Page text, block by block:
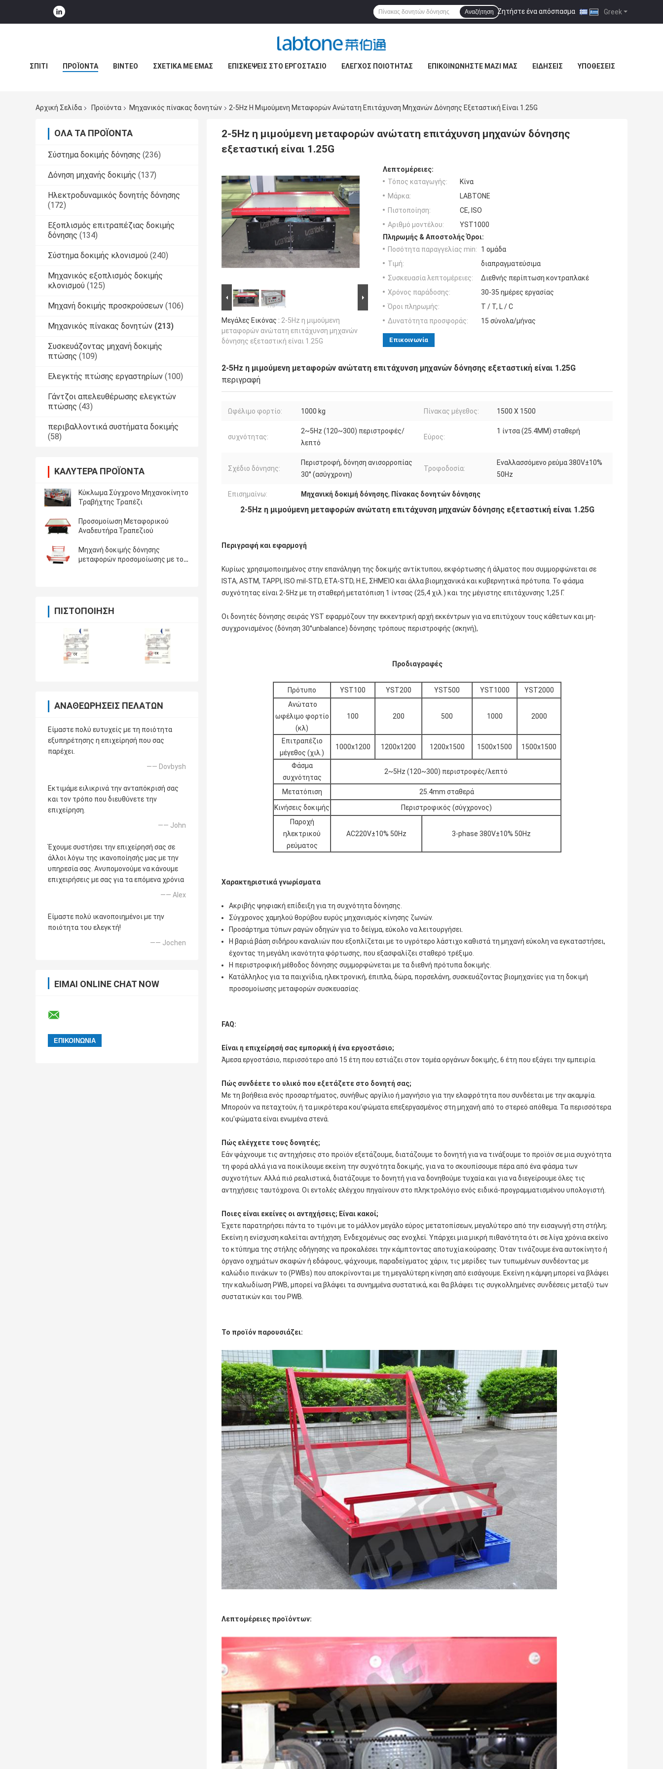
Greek
Ζητήστε ένα απόσπασμα |
Αναζήτηση
ΣΠΊΤΙ ΠΡΟΪΌΝΤΑ ΒΊΝΤΕΟ ΣΧΕΤΙΚΆ ΜΕ ΕΜΆΣ ΕΠΙΣΚΈΨΕΙΣ ΣΤΟ ΕΡΓΟΣΤΆΣΙΟ ΈΛΕΓΧΟΣ ΠΟΙΌΤΗΤΑΣ ΕΠΙΚΟΙΝΩΝΉΣΤΕ ΜΑΖΊ ΜΑΣ ΕΙΔΉΣΕΙΣ ΥΠΟΘΈΣΕΙΣ
Αρχική Σελίδα Προϊόντα Μηχανικός πίνακας δονητών 2-5Hz Η Μιμούμενη Μεταφορών Ανώτατη Επιτάχυνση Μηχανών Δόνησης Εξεταστική Είναι 1.25G
ΌΛΑ ΤΑ ΠΡΟΪΌΝΤΑ
Σύστημα δοκιμής δόνησης (236)
Δόνηση μηχανής δοκιμής (137)
Ηλεκτροδυναμικός δονητής δόνησης
(172)
Εξοπλισμός επιτραπέζιας δοκιμής
δόνησης (134)
Σύστημα δοκιμής κλονισμού (240)
Μηχανικός εξοπλισμός δοκιμής
κλονισμού (125)
Μηχανή δοκιμής προσκρούσεων (106)
Μηχανικός πίνακας δονητών (213)
Συσκευάζοντας μηχανή δοκιμής
πτώσης (109)
Ελεγκτής πτώσης εργαστηρίων (100)
Γάντζοι απελευθέρωσης ελεγκτών
πτώσης (43)
περιβαλλοντικά συστήματα δοκιμής
(58)
ΚΑΛΎΤΕΡΑ ΠΡΟΪΌΝΤΑ
Κύκλωμα Σύγχρονο Μηχανοκίνητο
Τραβήχτης Τραπέζι
Προσομοίωση Μεταφορικού
Αναδευτήρα Τραπεζιού
Μηχανή δοκιμής δόνησης
μεταφορών προσομοίωσης με το
ΠΙΣΤΟΠΟΊΗΣΗ
ΑΝΑΘΕΩΡΉΣΕΙΣ ΠΕΛΑΤΏΝ
Είμαστε πολύ ευτυχείς με τη ποιότητα
εξυπηρέτησης η επιχείρησή που σας
παρέχει.
—— Dovbysh
Εκτιμάμε ειλικρινά την ανταπόκρισή σας
και τον τρόπο που διευθύνετε την
επιχείρηση.
—— John
Έχουμε συστήσει την επιχείρησή σας σε
άλλοι λόγω της ικανοποίησής μας με την
υπηρεσία σας. Ανυπομονούμε να κάνουμε
επιχειρήσεις με σας για τα επόμενα χρόνια
—— Alex
Είμαστε πολύ ικανοποιημένοι με την
ποιότητα του ελεγκτή!
—— Jochen
ΕΊΜΑΙ ONLINE CHAT NOW
2-5Hz η μιμούμενη μεταφορών ανώτατη επιτάχυνση μηχανών δόνησης
εξεταστική είναι 1.25G
Μεγάλες Εικόνας : 2-5Hz η μιμούμενη
μεταφορών ανώτατη επιτάχυνση μηχανών
δόνησης εξεταστική είναι 1.25G
Λεπτομέρειες:
Τόπος καταγωγής:
Κίνα
Μάρκα:
LABTONE
Πιστοποίηση:
CE, ISO
Αριθμό μοντέλου:
YST1000
Πληρωμής & Αποστολής Όροι:
Ποσότητα παραγγελίας min:
1 ομάδα
Τιμή:
διαπραγματεύσιμα
Συσκευασία λεπτομέρειες:
Διεθνής περίπτωση κοντραπλακέ
Χρόνος παράδοσης:
30-35 ημέρες εργασίας
Όροι πληρωμής:
T / T, L / C
Δυνατότητα προσφοράς:
15 σύνολα/μήνας
Επικοινωνία
2-5Hz η μιμούμενη μεταφορών ανώτατη επιτάχυνση μηχανών δόνησης εξεταστική είναι 1.25G
περιγραφή
Ωφέλιμο φορτίο: 1000 kg Πίνακας μέγεθος: 1500 X 1500
συχνότητας:
2~5Hz (120~300) περιστροφές/
λεπτό
Εύρος:
1 ίντσα (25.4MM) σταθερή
Σχέδιο δόνησης:
Περιστροφή, δόνηση ανισορροπίας
30° (ασύγχρονη)
Τροφοδοσία:
Εναλλασσόμενο ρεύμα 380V±10%
50Hz
Επισημαίνω: Μηχανική δοκιμή δόνησης, Πίνακας δονητών δόνησης
2-5Hz η μιμούμενη μεταφορών ανώτατη επιτάχυνση μηχανών δόνησης εξεταστική είναι 1.25G
Περιγραφή και εφαρμογή
Κυρίως χρησιμοποιημένος στην επανάληψη της δοκιμής αντίκτυπου, εκφόρτωσης ή άλματος που συμμορφώνεται σε
ISTA, ASTM, TAPPI, ISO mil-STD, ΕΤΑ-STD, Η.Ε, ΣΗΜΕΊΟ και άλλα βιομηχανικά και κυβερνητικά πρότυπα. Το φάσμα
συχνότητας είναι 2-5Hz με τη σταθερή μετατόπιση 1 ίντσας (25,4 χιλ.) και της μέγιστης επιτάχυνσης 1,25 Γ.
Οι δονητές δόνησης σειράς YST εφαρμόζουν την εκκεντρική αρχή εκκέντρων για να επιτύχουν τους κάθετων και μη-
συγχρονισμένος (δόνηση 30°unbalance) δόνησης τρόπους περιστροφής (σκηνή),
Προδιαγραφές
Πρότυπο YST100 YST200 YST500 YST1000
YST2000
Ανώτατο
ωφέλιμο φορτίο
(κλ)
100 200 500 1000 2000
Επιτραπέζιο
μέγεθος (χιλ.)
1000x1200 1200x1200 1200x1500 1500x1500 1500x1500
Φάσμα
συχνότητας
2~5Hz (120~300) περιστροφές/λεπτό
Μετατόπιση
25.4mm σταθερά
Κινήσεις δοκιμής
Περιστροφικός (σύγχρονος)
Παροχή
ηλεκτρικού
ρεύματος
AC220V±10% 50Hz 3-phase 380V±10% 50Hz
Χαρακτηριστικά γνωρίσματα
Ακριβής ψηφιακή επίδειξη για τη συχνότητα δόνησης.
Σύγχρονος χαμηλού θορύβου ευρύς μηχανισμός κίνησης ζωνών.
Προσάρτημα τύπων ραγών οδηγών για το δείγμα, εύκολο να λειτουργήσει.
Η βαριά βάση σιδήρου καναλιών που εξοπλίζεται με το υγρότερο λάστιχο καθιστά τη μηχανή εύκολη να εγκαταστήσει,
έχοντας τη μεγάλη ικανότητα φόρτωσης, που εξασφαλίζει σταθερό τρέξιμο.
Η περιστροφική μέθοδος δόνησης συμμορφώνεται με τα διεθνή πρότυπα δοκιμής.
Κατάλληλος για τα παιχνίδια, ηλεκτρονική, έπιπλα, δώρα, πορσελάνη, συσκευάζοντας βιομηχανίες για τη δοκιμή
προσομοίωσης μεταφορών συσκευασίας.
FAQ:
Είναι η επιχείρησή σας εμπορική ή ένα εργοστάσιο;
Άμεσα εργοστάσιο, περισσότερο από 15 έτη που εστιάζει στον τομέα οργάνων δοκιμής, 6 έτη που εξάγει την εμπειρία.
Πώς συνδέετε το υλικό που εξετάζετε στο δονητή σας;
Με τη βοήθεια ενός προσαρτήματος, συνήθως αργίλιο ή μαγνήσιο για την ελαφρότητα που συνδέεται με την ακαμψία.
Μπορούν να πεταχτούν, ή τα μικρότερα κοu'φώματα επεξεργασμένος στη μηχανή από το στερεό απόθεμα. Τα περισσότερα
κοu'φώματα είναι ενωμένα στενά.
Πώς ελέγχετε τους δονητές;
Εάν ψάχνουμε τις αντηχήσεις στο προϊόν εξετάζουμε, διατάζουμε το δονητή για να τινάξουμε το προϊόν σε μια συχνότητα
τη φορά αλλά για να ποικίλουμε εκείνη την συχνότητα δοκιμής, για να το σκουπίσουμε πέρα από ένα φάσμα των
συχνοτήτων. Αλλά πιό ρεαλιστικά, διατάζουμε το δονητή για να δονηθούμε τυχαία και για να διεγείρουμε όλες τις
αντηχήσεις ταυτόχρονα. Οι εντολές ελέγχου πηγαίνουν στο πληκτρολόγιο ενός ειδικά-προγραμματισμένου υπολογιστή.
Ποιες είναι εκείνες οι αντηχήσεις; Είναι κακοί;
Έχετε παρατηρήσει πάντα το τιμόνι με το μάλλον μεγάλο εύρος μετατοπίσεων, μεγαλύτερο από την εισαγωγή στη στήλη;
Εκείνη η ενίσχυση καλείται αντήχηση. Ενδεχομένως σας ενοχλεί. Υπάρχει μια μικρή πιθανότητα ότι σε λίγα χρόνια εκείνο
το κτύπημα της στήλης οδήγησης να προκαλέσει την κάμπτοντας αποτυχία κούρασης. Όταν τινάζουμε ένα αυτοκίνητο ή
όργανο οχημάτων σκαφών ή εδάφους, ψάχνουμε, παραδείγματος χάριν, τις μερίδες των τυπωμένων συνδέοντας με
καλώδιο πινάκων το (PWBs) που αποκρίνονται με τη μεγαλύτερη κίνηση από εισάγουμε. Εκείνη η κάμψη μπορεί να βλάψει
την καλωδίωση PWB, μπορεί να βλάψει τα συνημμένα συστατικά, και θα βλάψει τις συγκολλημένες συνδέσεις μεταξύ των
συστατικών και του PWB.
Το προϊόν παρουσιάζει:
Λεπτομέρειες προϊόντων: